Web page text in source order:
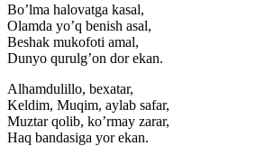
Bo’lma halovatga kasal,
Olamda yo’q benish asal,
Beshak mukofoti amal,
Dunyo qurulg’on dor ekan.
Alhamdulillo, bexatar,
Keldim, Muqim, aylab safar,
Muztar qolib, ko’rmay zarar,
Haq bandasiga yor ekan.